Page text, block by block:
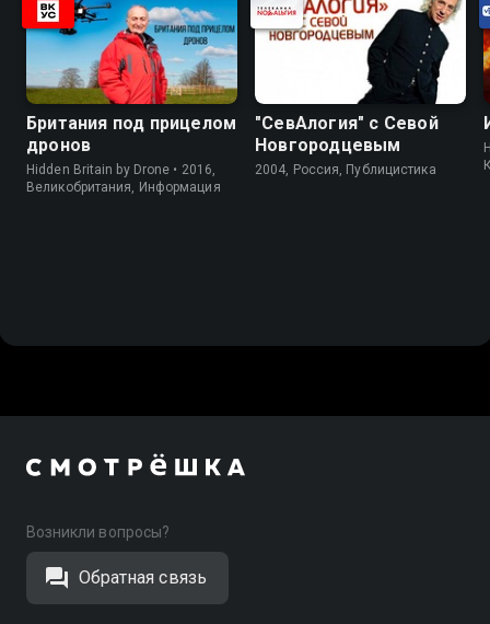
Британия под прицелом
дронов
Hidden Britain by Drone • 2016,
Великобритания, Информация
"СевАлогия" с Севой
Новгородцевым
2004, Россия, Публицистика
Возникли вопросы?
Обратная связь